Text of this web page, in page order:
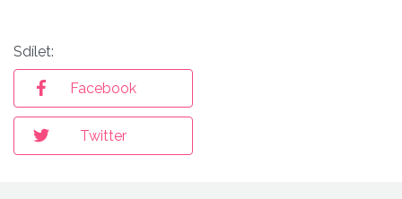
Sdílet:
Facebook
Twitter